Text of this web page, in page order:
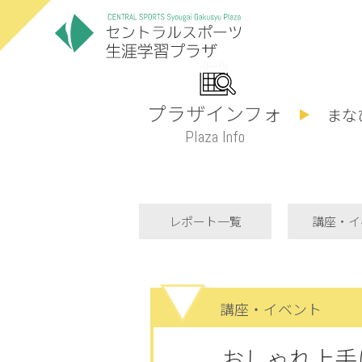
プラザインフォ
Plaza Info
ま
レポート一覧 講座・
講座・イベント